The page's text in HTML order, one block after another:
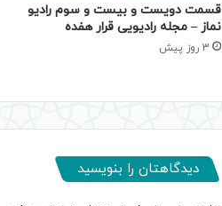
قسمت دویست و بیست و سوم رادیو
نماز – مجله رادیویی قرار هفده
3 روز پیش
دیدگاهتان را بنویسید